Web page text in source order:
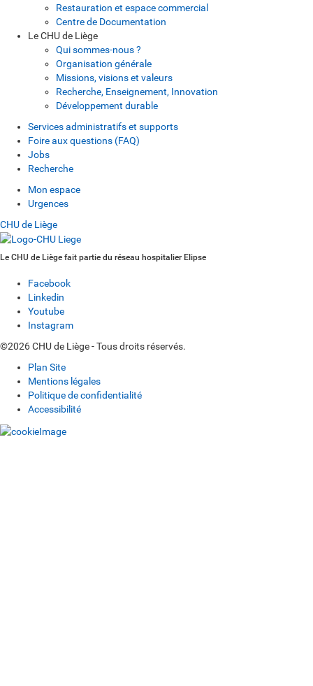
Restauration et espace commercial
Centre de Documentation
Le CHU de Liège
Qui sommes-nous ?
Organisation générale
Missions, visions et valeurs
Recherche, Enseignement, Innovation
Développement durable
Services administratifs et supports
Foire aux questions (FAQ)
Jobs
Recherche
Mon espace
Urgences
CHU de Liège
Le CHU de Liège fait partie du réseau hospitalier Elipse
Facebook
Linkedin
Youtube
Instagram
©2026 CHU de Liège - Tous droits réservés.
Plan Site
Mentions légales
Politique de confidentialité
Accessibilité